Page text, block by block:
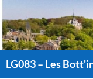
au
contenu
LG083 – Les